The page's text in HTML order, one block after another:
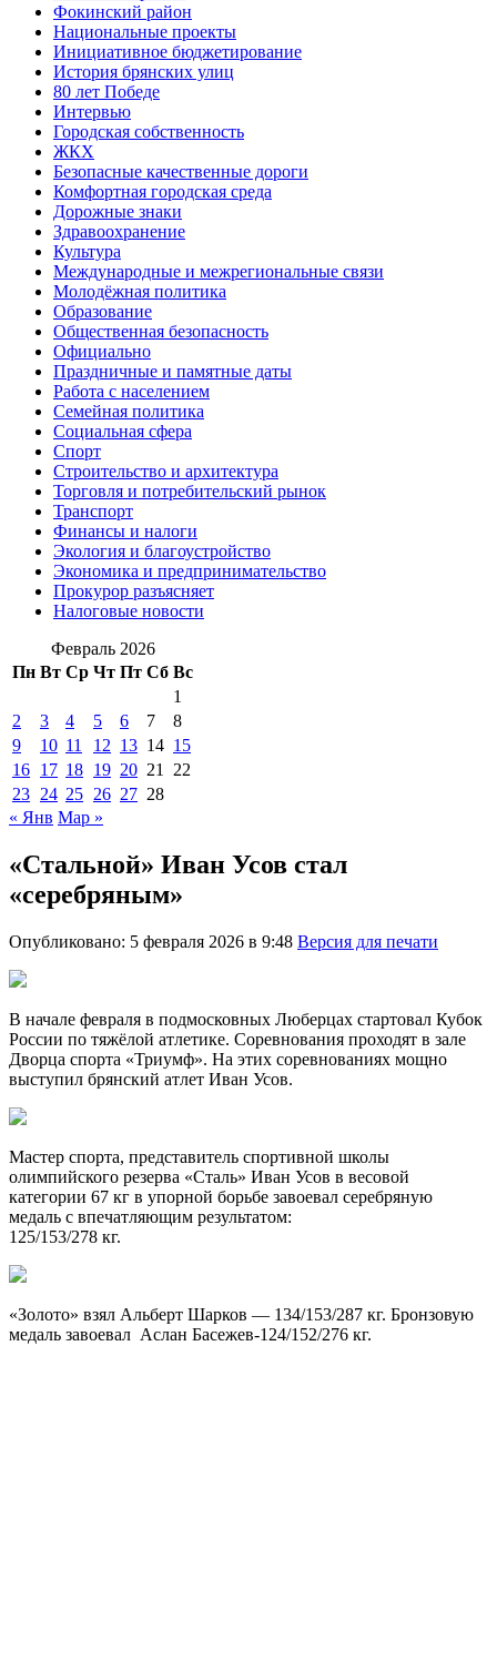
Фокинский район
Национальные проекты
Инициативное бюджетирование
История брянских улиц
80 лет Победе
Интервью
Городская собственность
ЖКХ
Безопасные качественные дороги
Комфортная городская среда
Дорожные знаки
Здравоохранение
Культура
Международные и межрегиональные связи
Молодёжная политика
Образование
Общественная безопасность
Официально
Праздничные и памятные даты
Работа с населением
Семейная политика
Социальная сфера
Спорт
Строительство и архитектура
Торговля и потребительский рынок
Транспорт
Финансы и налоги
Экология и благоустройство
Экономика и предпринимательство
Прокурор разъясняет
Налоговые новости
Февраль 2026
Пн Вт Ср Чт Пт Сб Вс
1
2
3 4 5 6 7
8
9
10 11 12 13 14 15
16 17 18 19 20 21
22
23 24 25 26 27 28
« Янв Мар »
«Стальной» Иван Усов стал
«серебряным»
Опубликовано: 5 февраля 2026 в 9:48 Версия для печати
В начале февраля в подмосковных Люберцах стартовал Кубок
России по тяжёлой атлетике. Соревнования проходят в зале
Дворца спорта «Триумф». На этих соревнованиях мощно
выступил брянский атлет Иван Усов.
Мастер спорта, представитель спортивной школы
олимпийского резерва «Сталь» Иван Усов в весовой
категории 67 кг в упорной борьбе завоевал серебряную
медаль с впечатляющим результатом:
125/153/278 кг.
«Золото» взял Альберт Шарков — 134/153/287 кг. Бронзовую
медаль завоевал Аслан Басежев-124/152/276 кг.